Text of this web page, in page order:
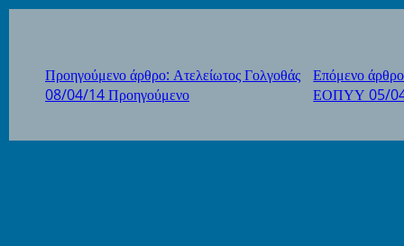
Προηγούμενο άρθρο: Ατελείωτος Γολγοθάς
08/04/14Προηγούμενο
Επόμενο
ΕΟΠΥΥ 05/